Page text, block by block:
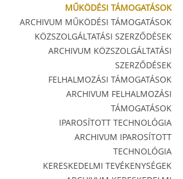
MŰKÖDÉSI TÁMOGATÁSOK
ARCHIVUM MŰKÖDÉSI TÁMOGATÁSOK
KÖZSZOLGÁLTATÁSI SZERZŐDÉSEK
ARCHIVUM KÖZSZOLGÁLTATÁSI
SZERZŐDÉSEK
FELHALMOZÁSI TÁMOGATÁSOK
ARCHIVUM FELHALMOZÁSI
TÁMOGATÁSOK
IPAROSÍTOTT TECHNOLÓGIA
ARCHIVUM IPAROSÍTOTT
TECHNOLÓGIA
KERESKEDELMI TEVÉKENYSÉGEK